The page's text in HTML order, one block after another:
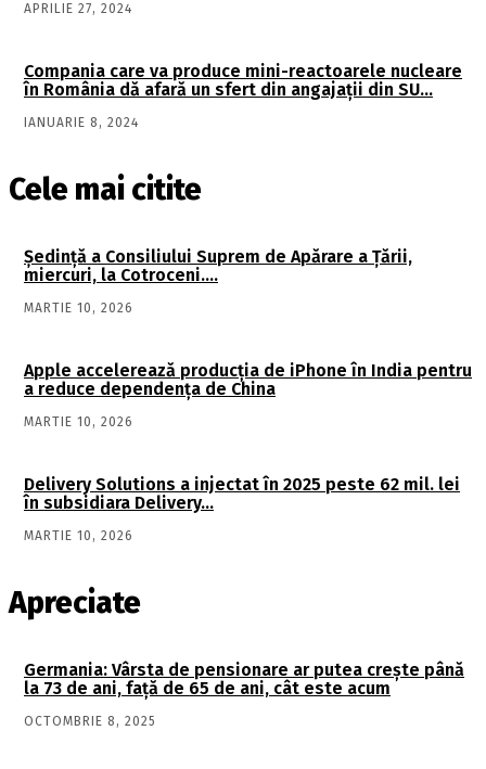
APRILIE 27, 2024
Compania care va produce mini-reactoarele nucleare
în România dă afară un sfert din angajații din SU…
IANUARIE 8, 2024
Cele mai citite
Şedinţă a Consiliului Suprem de Apărare a Ţării,
miercuri, la Cotroceni….
MARTIE 10, 2026
Apple accelerează producția de iPhone în India pentru
a reduce dependența de China
MARTIE 10, 2026
Delivery Solutions a injectat în 2025 peste 62 mil. lei
în subsidiara Delivery…
MARTIE 10, 2026
Apreciate
Germania: Vârsta de pensionare ar putea crește până
la 73 de ani, față de 65 de ani, cât este acum
OCTOMBRIE 8, 2025